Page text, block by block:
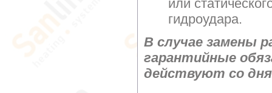
или
гидроудара.
В случае замены
гарантийные
действуют со